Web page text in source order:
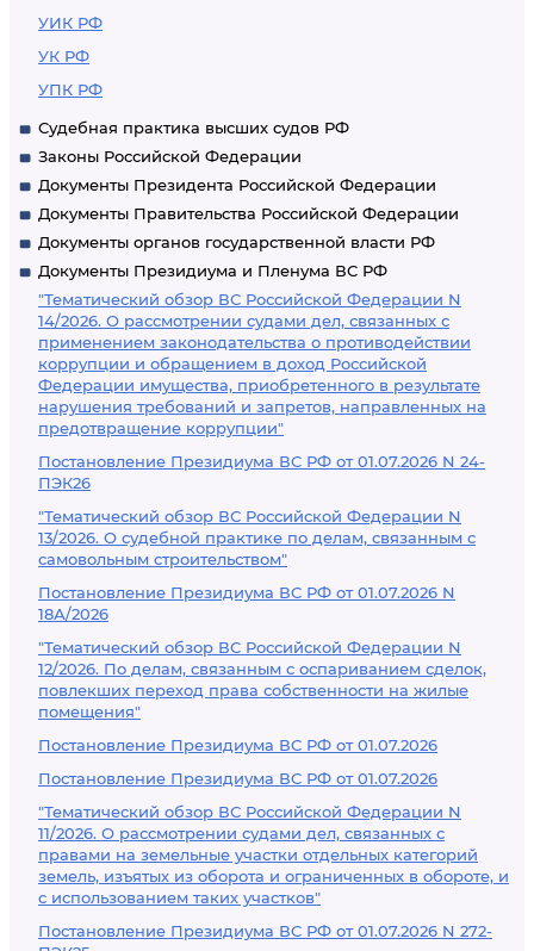
УИК РФ
УК РФ
УПК РФ
Судебная практика высших судов РФ
Законы Российской Федерации
Документы Президента Российской Федерации
Документы Правительства Российской Федерации
Документы органов государственной власти РФ
Документы Президиума и Пленума ВС РФ
"Тематический обзор ВС Российской Федерации N
14/2026. О рассмотрении судами дел, связанных с
применением законодательства о противодействии
коррупции и обращением в доход Российской
Федерации имущества, приобретенного в результате
нарушения требований и запретов, направленных на
предотвращение коррупции"
Постановление Президиума ВС РФ от 01.07.2026 N 24-
ПЭК26
"Тематический обзор ВС Российской Федерации N
13/2026. О судебной практике по делам, связанным с
самовольным строительством"
Постановление Президиума ВС РФ от 01.07.2026 N
18А/2026
"Тематический обзор ВС Российской Федерации N
12/2026. По делам, связанным с оспариванием сделок,
повлекших переход права собственности на жилые
помещения"
Постановление Президиума ВС РФ от 01.07.2026
Постановление Президиума ВС РФ от 01.07.2026
"Тематический обзор ВС Российской Федерации N
11/2026. О рассмотрении судами дел, связанных с
правами на земельные участки отдельных категорий
земель, изъятых из оборота и ограниченных в обороте, и
с использованием таких участков"
Постановление Президиума ВС РФ от 01.07.2026 N 272-